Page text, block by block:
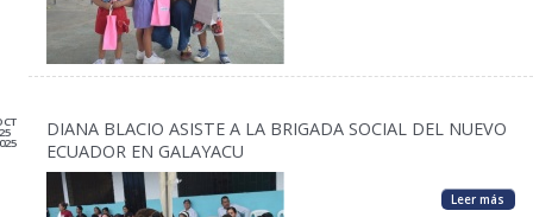
25
DIANA BLACIO ASISTE A LA BRIGADA SOCIAL DEL NUEVO
ECUADOR EN GALAYACU
Leer más